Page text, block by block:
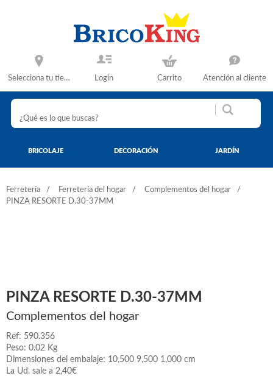
Selecciona tu tienda Login Carrito Atención al cliente
BRICOLAJE DECORACIÓN JARDÍN
Ferretería Ferretería del hogar
Complementos del hogar
PINZA RESORTE D.30-37MM
PINZA RESORTE D.30-37MM
Complementos del hogar
Ref: 590.356
Peso: 0.02 Kg
Dimensiones del embalaje: 10,500 9,500 1,000 cm
La Ud. sale a 2,40€